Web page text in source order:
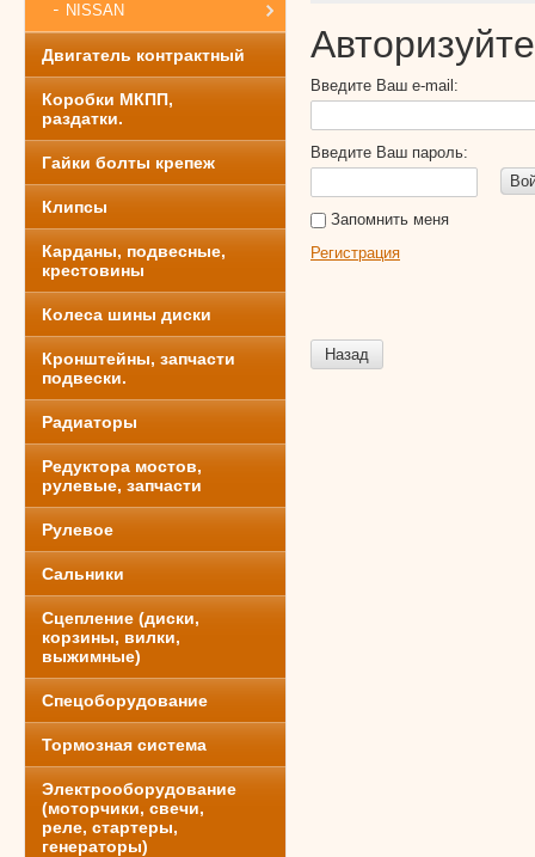
NISSAN
Двигатель контрактный
Коробки МКПП,
раздатки.
Гайки болты крепеж
Клипсы
Карданы, подвесные,
крестовины
Колеса шины диски
Кронштейны, запчасти
подвески.
Радиаторы
Редуктора мостов,
рулевые, запчасти
Рулевое
Сальники
Сцепление (диски,
корзины, вилки,
выжимные)
Спецоборудование
Тормозная система
Электрооборудование
(моторчики, свечи,
реле, стартеры,
генераторы)
Введите Ваш e-mail:
Введите Ваш пароль:
Запомнить меня
Регистрация
Назад